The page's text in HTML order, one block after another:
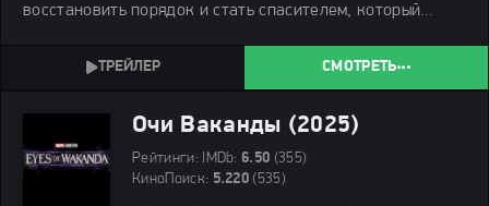
восстановить порядок и стать спасителем, который
СМОТРЕТЬ
Очи Ваканды (2025)
Рейтинги: IMDb:6.50 (355)
КиноПоиск: 5.220 (535)